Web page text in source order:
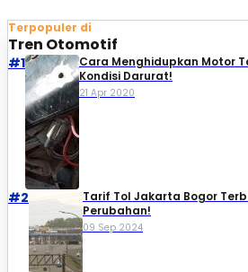
Terpopuler di
Tren Otomotif
#1
Cara Menghidupkan Motor
Kondisi Darurat!
21 Apr 2020
#2
Tarif Tol Jakarta Bogor
Perubahan!
09 Sep 2024